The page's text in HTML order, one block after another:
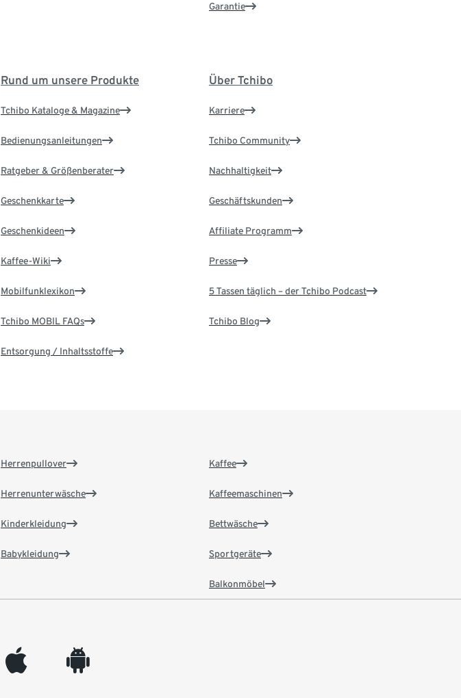
Garantie
Rund um unsere Produkte
Tchibo Kataloge & Magazine
Bedienungsanleitungen
Ratgeber & Größenberater
Geschenkkarte
Geschenkideen
Kaffee-Wiki
Mobilfunklexikon
Tchibo MOBIL FAQs
Entsorgung / Inhaltsstoffe
Über Tchibo
Karriere
Tchibo Community
Nachhaltigkeit
Geschäftskunden
Affiliate Programm
Presse
5 Tassen täglich – der Tchibo Podcast
Tchibo Blog
Herrenpullover
Herrenunterwäsche
Kinderkleidung
Babykleidung
Kaffee
Kaffeemaschinen
Bettwäsche
Sportgeräte
Balkonmöbel
appleinc android